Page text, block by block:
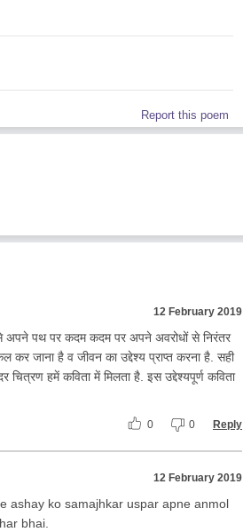
Report this poem
12 February 2019
पथ पर कदम कदम पर अपने अवरोधों से निरंतर
जाना है व जीवन का उद्देश्य प्राप्त करना है. सही
हमें कविता में मिलता है. इस उद्देश्यपूर्ण कविता
0 0 Reply
12 February 2019
ashay ko samajhkar uspar apne anmol
bhai.